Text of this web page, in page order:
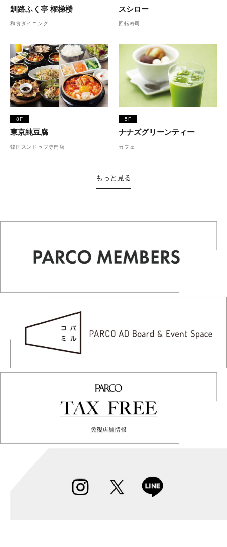
釧路ふく亭 櫂梯楼
和食ダイニング
スシロー
回転寿司
8F
東京純豆腐
韓国スンドゥブ専門店
5F
ナナズグリーンティー
カフェ
もっと見る